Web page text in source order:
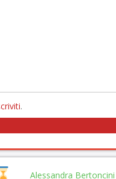
.
Alessandra Bertoncini